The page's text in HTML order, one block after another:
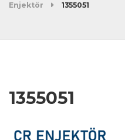
Enjektör
1355051
1355051